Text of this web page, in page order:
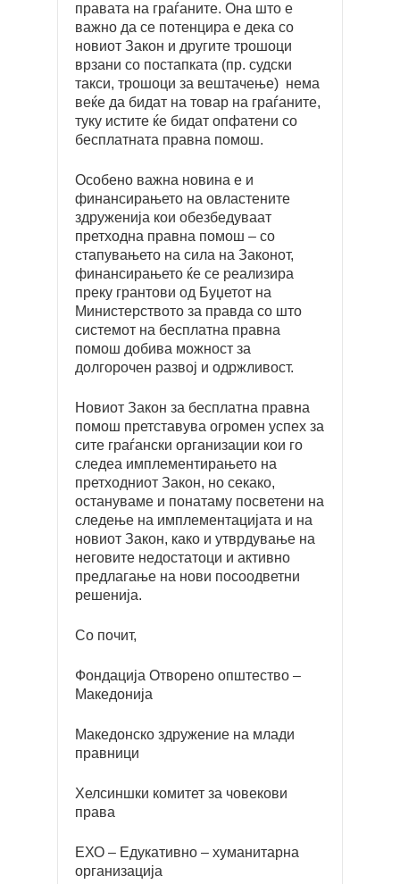
правата на граѓаните. Она што е
важно да се потенцира е дека со
новиот Закон и другите трошоци
врзани со постапката (пр. судски
такси, трошоци за вештачење) нема
веќе да бидат на товар на граѓаните,
туку истите ќе бидат опфатени со
бесплатната правна помош.
Особено важна новина е и
финансирањето на овластените
здруженија кои обезбедуваат
претходна правна помош – со
стапувањето на сила на Законот,
финансирањето ќе се реализира
преку грантови од Буџетот на
Министерството за правда со што
системот на бесплатна правна
помош добива можност за
долгорочен развој и одржливост.
Новиот Закон за бесплатна правна
помош претставува огромен успех за
сите граѓански организации кои го
следеа имплементирањето на
претходниот Закон, но секако,
остануваме и понатаму посветени на
следење на имплементацијата и на
новиот Закон, како и утврдување на
неговите недостатоци и активно
предлагање на нови посоодветни
решенија.
Со почит,
Фондација Отворено општество –
Македонија
Македонско здружение на млади
правници
Хелсиншки комитет за човекови
права
ЕХО – Едукативно – хуманитарна
организација